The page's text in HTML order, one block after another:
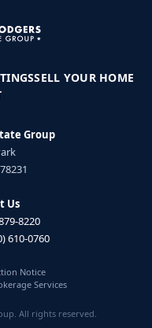
SELL YOUR HOME
Group
Us
8220
610-0760
Notice
Services
All rights reserved.